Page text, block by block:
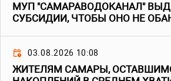
МУП "САМАРАВОДОКАНАЛ"
СУБСИДИИ, ЧТОБЫ ОНО НЕ
03.08.2026 10:08
ЖИТЕЛЯМ САМАРЫ,